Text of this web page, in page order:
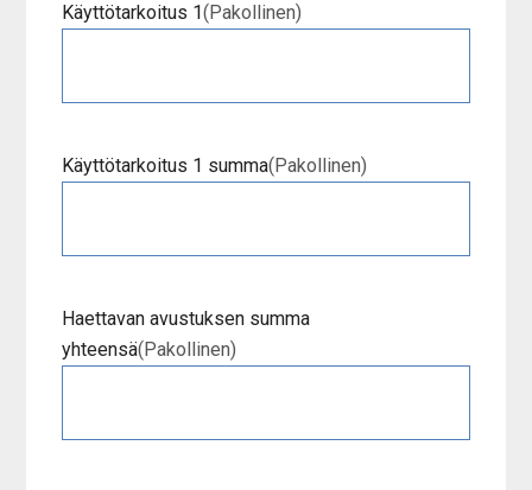
Käyttötarkoitus 1(Pakollinen)
Käyttötarkoitus 1 summa(Pakollinen)
Haettavan avustuksen summa
yhteensä(Pakollinen)